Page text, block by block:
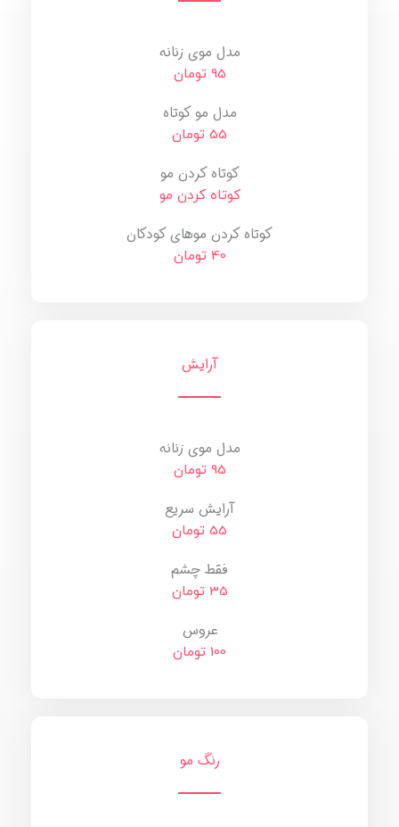
مدل موی زنانه
95 تومان
مدل مو کوتاه
55 تومان
کوتاه کردن مو
کوتاه کردن مو
کوتاه کردن موهای کودکان
40 تومان
آرایش
مدل موی زنانه
95 تومان
آرایش سریع
55 تومان
فقط چشم
35 تومان
عروس
100 تومان
رنگ مو